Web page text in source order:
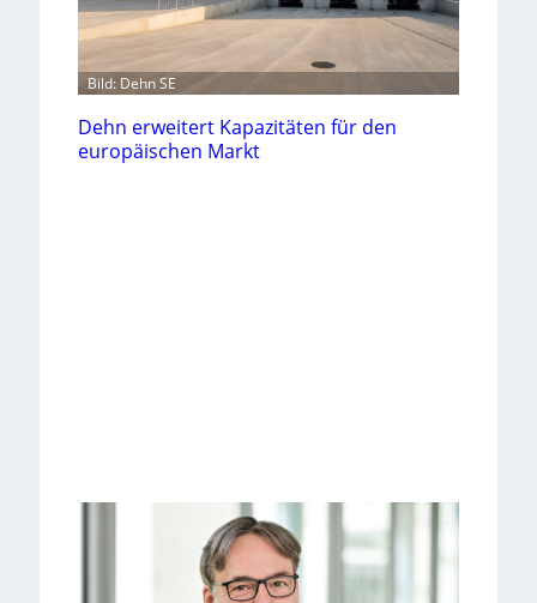
Bild: Dehn SE
Dehn erweitert Kapazitäten für den
europäischen Markt